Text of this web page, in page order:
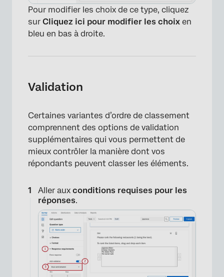
×
Pour modifier les choix de ce type, cliquez
sur Cliquez ici pour modifier les choix en
bleu en bas à droite.
Validation
Certaines variantes d’ordre de classement
comprennent des options de validation
supplémentaires qui vous permettent de
mieux contrôler la manière dont vos
répondants peuvent classer les éléments.
Aller aux conditions requises pour les
réponses.